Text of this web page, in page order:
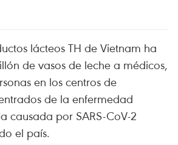
lácteos TH de Vietnam ha
de vasos de leche a médicos,
en los centros de
de la enfermedad
causada por SARS-CoV-2
el país.